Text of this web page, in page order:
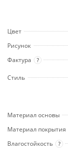
Цвет
Рисунок
Фактура
?
Стиль
Материал основы
Материал покрытия
Влагостойкость
?